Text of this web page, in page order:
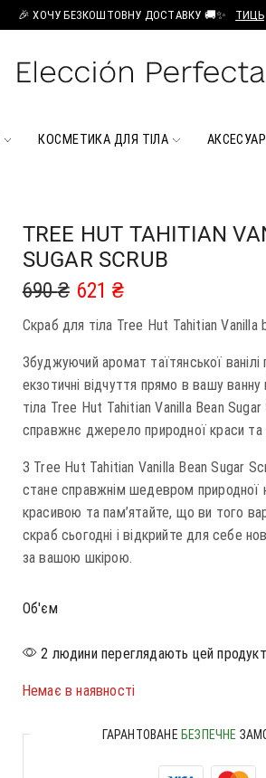
🎉 ХОЧУ БЕЗКОШТОВНУ ДОСТАВКУ 🚚✨ ТИЦЬ
КОСМЕТИКА ДЛЯ ТІЛА
TREE HUT TAHITIAN
SUGAR SCRUB
690₴ 621 ₴
Скраб для тіла Tree Hut Tahitian Vanilla
Збуджуючий аромат таїтянської
екзотичні відчуття прямо в вашу
тіла Tree Hut Tahitian Vanilla Bean
справжнє джерело природної краси та
З Tree Hut Tahitian Vanilla Bean Sugar
стане справжнім шедевром природної
красивою та пам’ятайте, що ви того
скраб сьогодні і відкрийте для себе
за вашою шкірою.
Об'єм
2 людини переглядають цей
Немає в наявності
ГАРАНТОВАНЕ БЕЗПЕЧНЕ